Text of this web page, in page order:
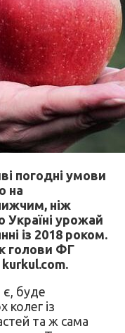
погодні умови
на
ніж
Україні урожай
із 2018 роком.
голови ФГ
є, буде
із
та ж сама